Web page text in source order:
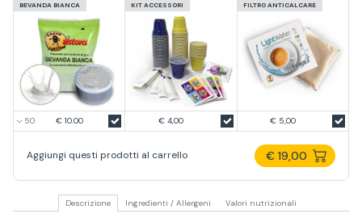
BEVANDA BIANCA
€ 10.00
KIT ACCESSORI
€ 4,00
FILTRO ANTICALCARE
€ 5,00
Aggiungi questi prodotti al carrello € 19,00
Descrizione Ingredienti / Allergeni Valori nutrizionali